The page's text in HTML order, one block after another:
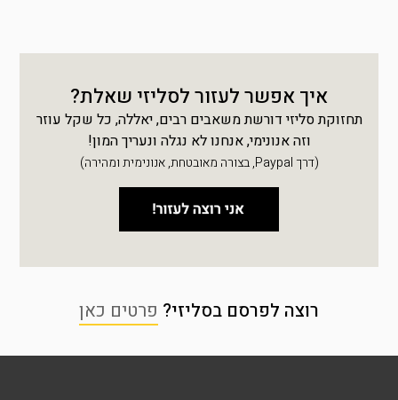
איך אפשר לעזור לסליזי שאלת?
תחזוקת סליזי דורשת משאבים רבים, יאללה, כל שקל עוזר
וזה אנונימי, אנחנו לא נגלה ונעריך המון!
(דרך Paypal, בצורה מאובטחת, אנונימית ומהירה)
רוצה לפרסם בסליזי? פרטים כאן